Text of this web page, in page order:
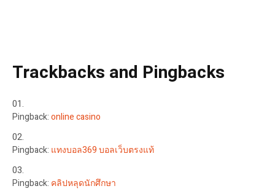
Trackbacks and Pingbacks
Pingback:online casino
Pingback: แทงบอล369 บอลเว็บตรงแท้
Pingback: คลิปหลุดนักศึกษา